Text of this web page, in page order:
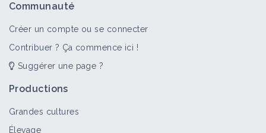
Communauté
Créer un compte ou se connecter
Contribuer ? Ça commence ici !
Suggérer une page ?
Productions
Grandes cultures
Élevage